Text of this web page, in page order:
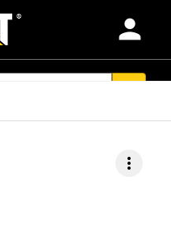
person
more_vert